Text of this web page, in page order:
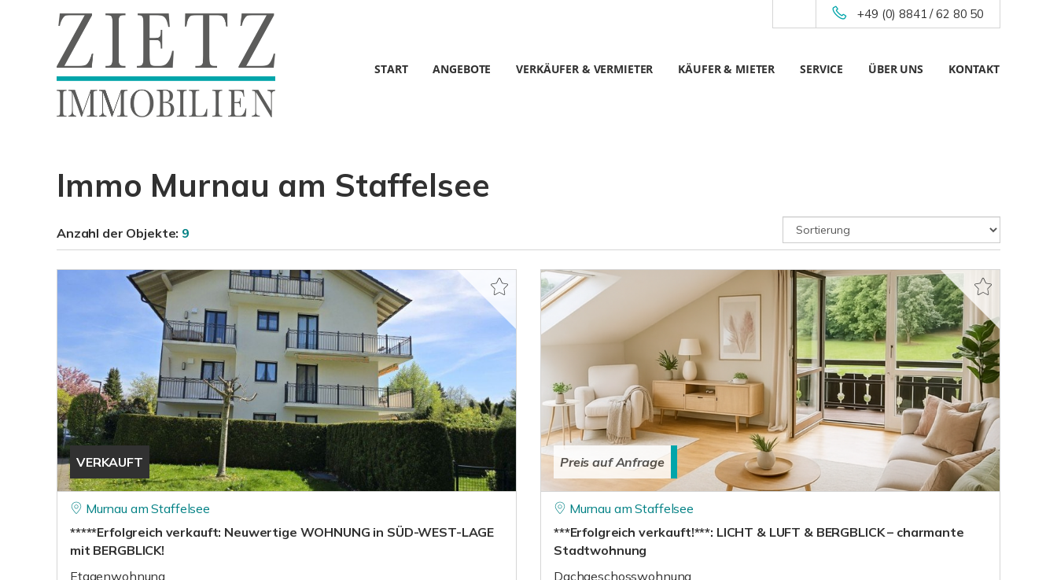
+49 (0) 8841 / 62 80 50
START ANGEBOTE VERKÄUFER & VERMIETER KÄUFER & MIETER SERVICE ÜBER UNS KONTAKT
Immo Murnau am Staffelsee
Anzahl der Objekte: 9
VERKAUFT
Murnau am Staffelsee
*****Erfolgreich verkauft: Neuwertige WOHNUNG in SÜD-WEST-LAGE
mit BERGBLICK!
Etagenwohnung
Preis auf Anfrage
Murnau am Staffelsee
***Erfolgreich verkauft!***: LICHT & LUFT & BERGBLICK – charmante
Stadtwohnung
Dachgeschosswohnung